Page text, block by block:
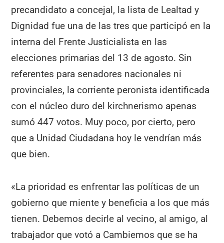
precandidato a concejal, la lista de Lealtad y
Dignidad fue una de las tres que participó en la
interna del Frente Justicialista en las
elecciones primarias del 13 de agosto. Sin
referentes para senadores nacionales ni
provinciales, la corriente peronista identificada
con el núcleo duro del kirchnerismo apenas
sumó 447 votos. Muy poco, por cierto, pero
que a Unidad Ciudadana hoy le vendrían más
que bien.
«La prioridad es enfrentar las políticas de un
gobierno que miente y beneficia a los que más
tienen. Debemos decirle al vecino, al amigo, al
trabajador que votó a Cambiemos que se ha